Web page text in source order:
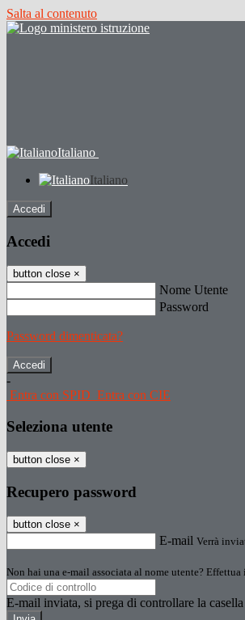
Salta al contenuto
Italiano
Italiano
Accedi
Accedi
button close ×
Nome Utente
Password
Password dimenticata?
-
Entra con SPID Entra con CIE
Seleziona utente
button close ×
Recupero password
button close ×
E-mail Verrà
Non hai una e-mail associata al nome utente?
E-mail inviata, si prega di controllare la